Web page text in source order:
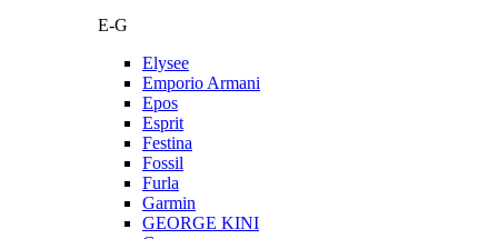
E-G
Elysee
Emporio Armani
Epos
Esprit
Festina
Fossil
Furla
Garmin
GEORGE KINI